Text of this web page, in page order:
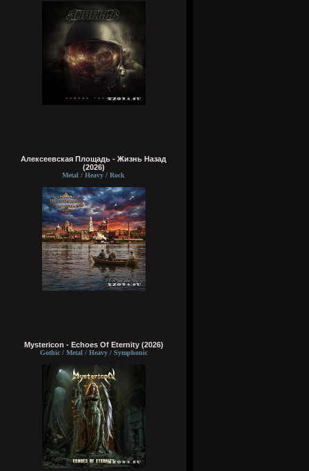
Алексеевская Площадь - Жизнь Назад
(2026)
Metal / Heavy / Rock
Mystericon - Echoes Of Eternity (2026)
Gothic / Metal / Heavy / Symphonic